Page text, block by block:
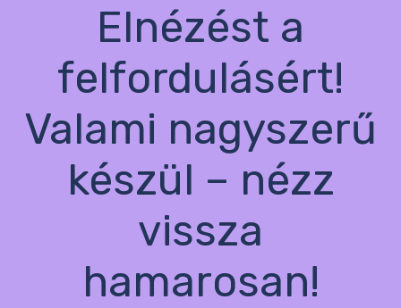
Elnézést a
felfordulásért!
Valami nagyszerű
készül – nézz
vissza
hamarosan!